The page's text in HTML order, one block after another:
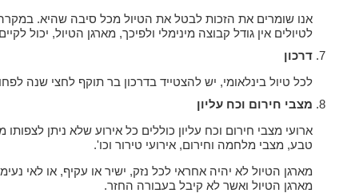
אנו שומרים את הזכות לבטל את הטיול מכל סיבה שהיא.
לטיולים אין גודל קבוצה מינימלי ולפיכך, מארגן הטיול, יכול
דרכון
לכל טיול בינלאומי, יש להצטייד בדרכון בר תוקף לחצי שנה
מצבי חירום וכח עליון
ארועי מצבי חירום וכח עליון כוללים כל אירוע שלא ניתן
טבע, מצבי מלחמה וחירום, אירועי טירור וכו'.
מארגן הטיול לא יהיה אחראי לכל נזק, ישיר או עקיף, או לאי
מארגן הטיול ואשר לא קיבל בעבורה החזר.